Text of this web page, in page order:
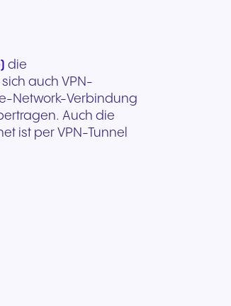
die
auch VPN-
Network-Verbindung
Auch die
ist per VPN-Tunnel